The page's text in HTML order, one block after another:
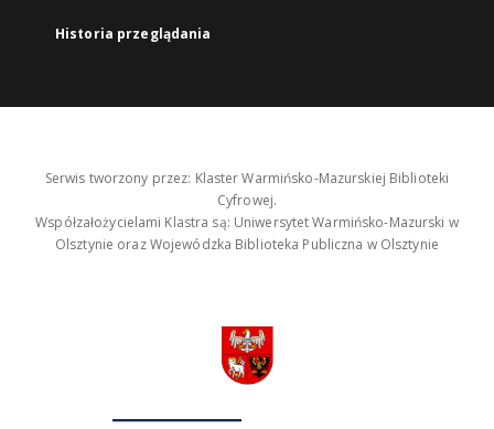
Historia przeglądania
Serwis tworzony przez: Klaster Warmińsko-Mazurskiej Biblioteki
Cyfrowej.
Współzałożycielami Klastra są: Uniwersytet Warmińsko-Mazurski w
Olsztynie oraz Wojewódzka Biblioteka Publiczna w Olsztynie